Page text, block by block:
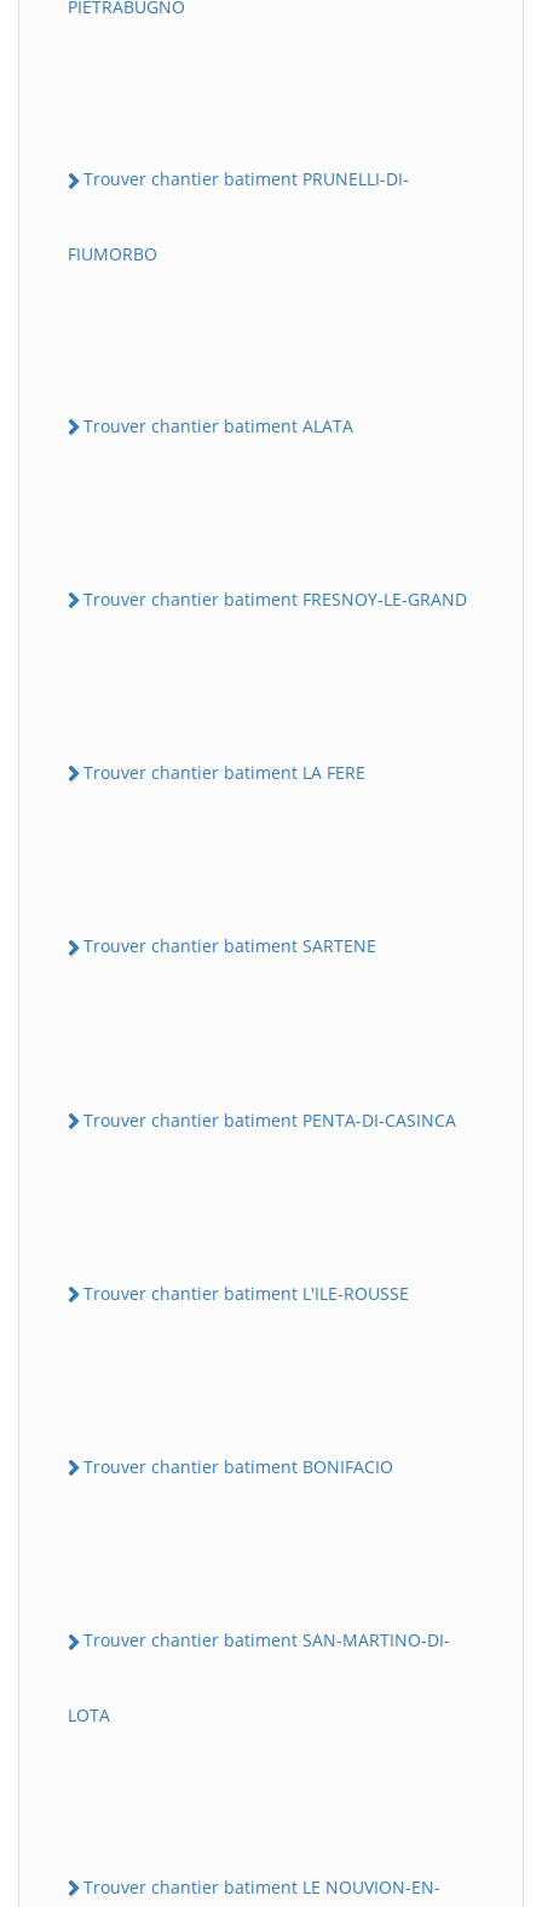
PIETRABUGNO
Trouver chantier batiment PRUNELLI-DI-
FIUMORBO
Trouver chantier batiment ALATA
Trouver chantier batiment FRESNOY-LE-GRAND
Trouver chantier batiment LA FERE
Trouver chantier batiment SARTENE
Trouver chantier batiment PENTA-DI-CASINCA
Trouver chantier batiment L'ILE-ROUSSE
Trouver chantier batiment BONIFACIO
Trouver chantier batiment SAN-MARTINO-DI-
LOTA
Trouver chantier batiment LE NOUVION-EN-